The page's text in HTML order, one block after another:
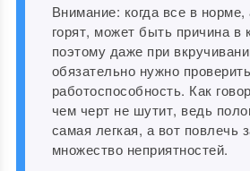
Внимание: когда все в
горят, может быть причина в
поэтому даже при
обязательно нужно
работоспособность. Как
чем черт не шутит, ведь
самая легкая, а вот повлечь
множество неприятностей.